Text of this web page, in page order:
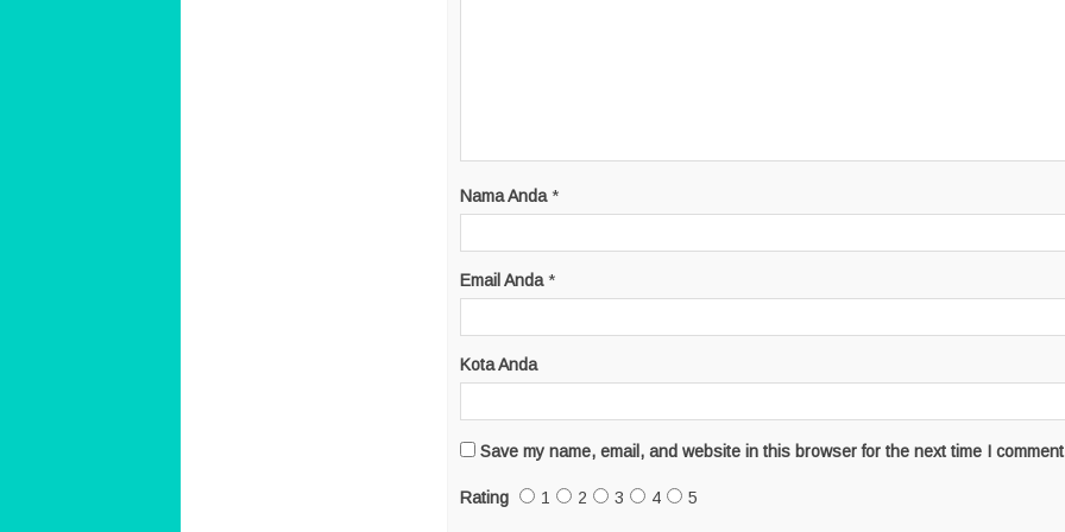
Nama Anda *
Email Anda *
Kota Anda
Save my name, email, and website in this browser for the next time I
Rating 1 2 3 4 5